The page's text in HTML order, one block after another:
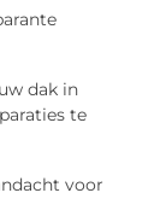
dak in
te
voor